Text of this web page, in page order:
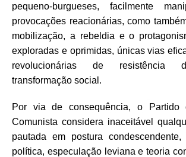
pequeno-burgueses, facilmente
provocações reacionárias, como
mobilização, a rebeldia e o
exploradas e oprimidas, únicas vias
revolucionárias de resistência
transformação social.
Por via de consequência, o Partido
Comunista considera inaceitável
pautada em postura condescendente,
política, especulação leviana e teoria